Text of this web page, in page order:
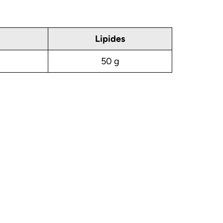
Lipides
50 g